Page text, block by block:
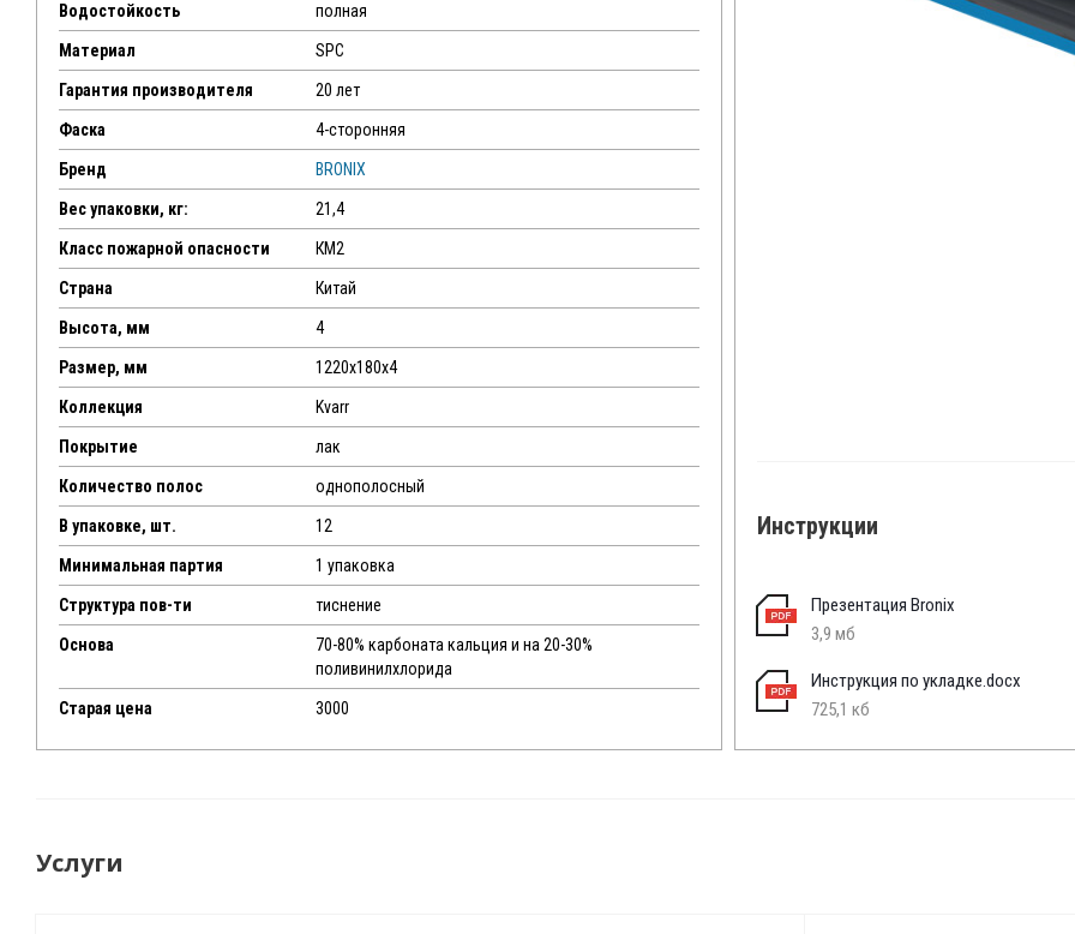
Водостойкость полная
Материал SPC
Гарантия производителя 20 лет
Фаска 4-сторонняя
Бренд BRONIX
Вес упаковки, кг: 21,4
Класс пожарной опасности КМ2
Страна Китай
Высота, мм 4
Размер, мм 1220х180х4
Коллекция Kvarr
Покрытие лак
Количество полос однополосный
В упаковке, шт. 12
Минимальная партия 1 упаковка
Структура пов-ти тиснение
Основа
70-80% карбоната кальция и на 20-30%
поливинилхлорида
Старая цена 3000
Инструкции
Презентация Bronix
3,9 мб
Инструкция по укладке.docx
725,1 кб
Услуги